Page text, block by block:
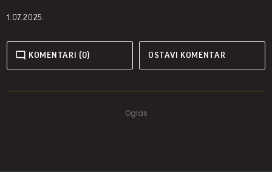
1.07.2025.
KOMENTARI (0) OSTAVI KOMENTAR